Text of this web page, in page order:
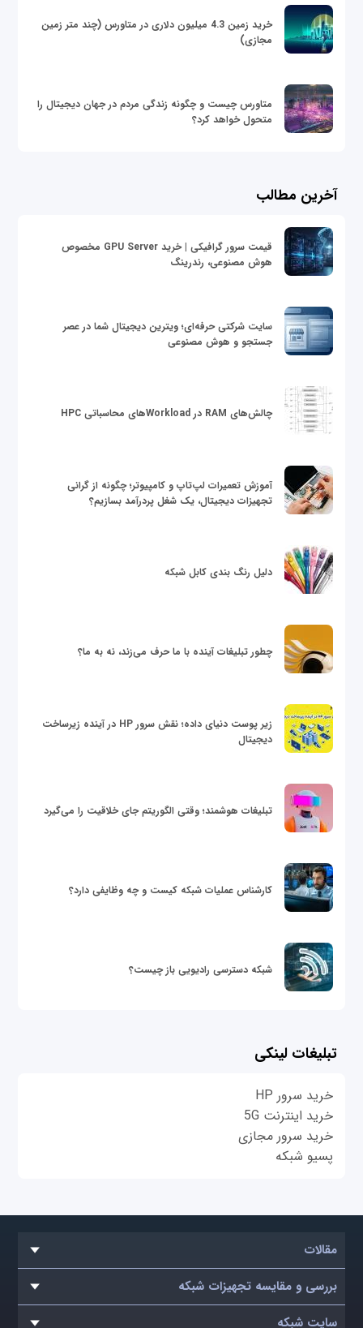
خرید زمین 4.3 میلیون دلاری در متاورس (چند متر زمین
مجازی)
متاورس چیست و چگونه زندگی مردم در جهان دیجیتال را
متحول خواهد کرد؟
آخرین مطالب
قیمت سرور گرافیکی | خرید GPU Server مخصوص
هوش مصنوعی، رندرینگ
سایت شرکتی حرفه‌ای؛ ویترین دیجیتال شما در عصر
جستجو و هوش مصنوعی
چالش‌های RAM در Workloadهای محاسباتی HPC
آموزش تعمیرات لپ‌تاپ و کامپیوتر؛ چگونه از گرانی
تجهیزات دیجیتال، یک شغل پردرآمد بسازیم؟
دلیل رنگ بندی کابل شبکه
چطور تبلیغات آینده با ما حرف می‌زند، نه به ما؟
زیر پوست دنیای داده؛ نقش سرور HP در آینده زیرساخت
دیجیتال
تبلیغات هوشمند؛ وقتی الگوریتم جای خلاقیت را می‌گیرد
کارشناس عملیات شبکه کیست و چه وظایفی دارد؟
شبکه دسترسی رادیویی باز چیست؟
تبلیغات لینکی
خرید سرور HP
خرید اینترنت 5G
خرید سرور مجازی
پسیو شبکه
مقالات
بررسی و مقایسه تجهیزات شبکه
سایت شبکه